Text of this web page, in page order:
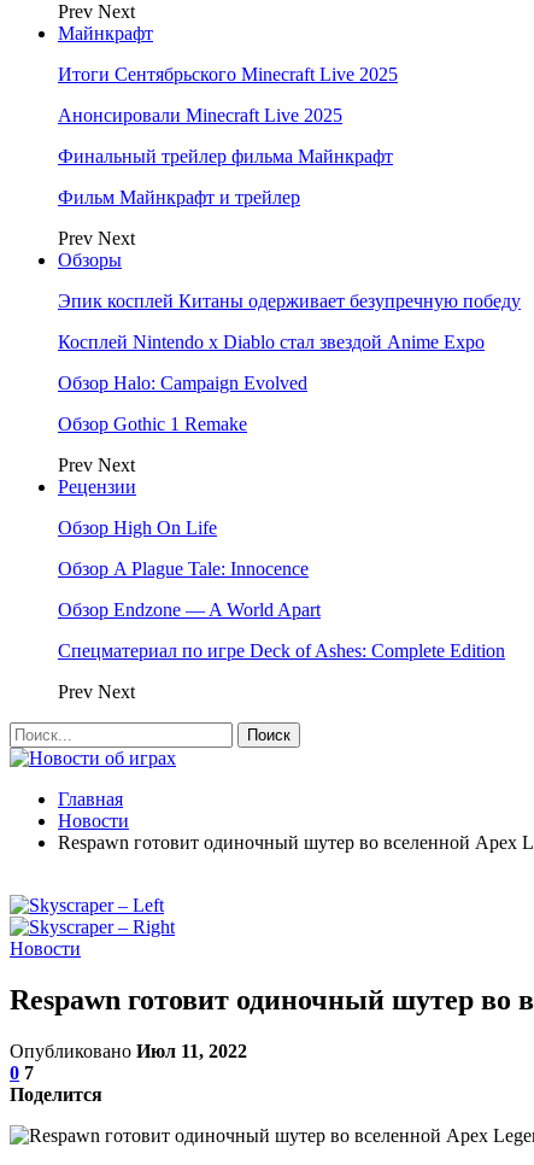
Prev Next
Майнкрафт
Итоги Сентябрьского Minecraft Live 2025
Анонсировали Minecraft Live 2025
Финальный трейлер фильма Майнкрафт
Фильм Майнкрафт и трейлер
Prev Next
Обзоры
Эпик косплей Китаны одерживает безупречную победу
Косплей Nintendo x Diablo стал звездой Anime Expo
Обзор Halo: Campaign Evolved
Обзор Gothic 1 Remake
Prev Next
Рецензии
Обзор High On Life
Обзор A Plague Tale: Innocence
Обзор Endzone — A World Apart
Спецматериал по игре Deck of Ashes: Complete Edition
Prev Next
Главная
Новости
Respawn готовит одиночный шутер во вселенной Apex
Новости
Respawn готовит одиночный шутер во
Опубликовано Июл 11, 2022
0 7
Поделится